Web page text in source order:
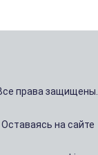
права защищены.
на сайте